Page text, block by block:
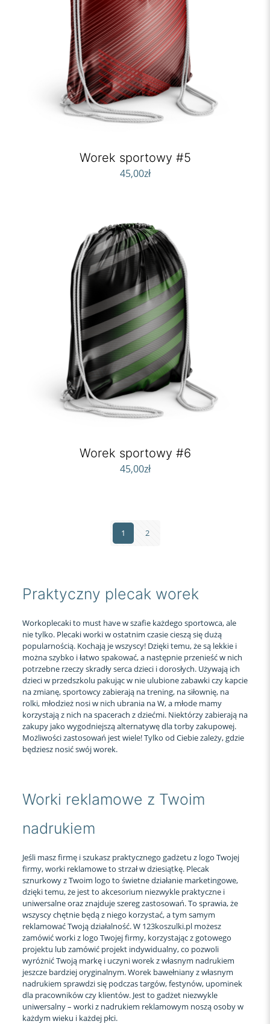
Praktyczny plecak worek
Workoplecaki to must have w szafie każdego sportowca, ale
nie tylko. Plecaki worki w ostatnim czasie cieszą się dużą
popularnością. Kochają je wszyscy! Dzięki temu, że są lekkie i
można szybko i łatwo spakować, a następnie przenieść w nich
potrzebne rzeczy skradły serca dzieci i dorosłych. Używają ich
dzieci w przedszkolu pakując w nie ulubione zabawki czy kapcie
na zmianę, sportowcy zabierają na trening, na siłownię, na
rolki, młodzież nosi w nich ubrania na W, a młode mamy
korzystają z nich na spacerach z dziećmi. Niektórzy zabierają na
zakupy jako wygodniejszą alternatywę dla torby zakupowej.
Możliwości zastosowań jest wiele! Tylko od Ciebie zależy, gdzie
będziesz nosić swój worek.
Worki reklamowe z Twoim
nadrukiem
Jeśli masz firmę i szukasz praktycznego gadżetu z logo Twojej
firmy, worki reklamowe to strzał w dziesiątkę. Plecak
sznurkowy z Twoim logo to świetne działanie marketingowe,
dzięki temu, że jest to akcesorium niezwykle praktyczne i
uniwersalne oraz znajduje szereg zastosowań. To sprawia, że
wszyscy chętnie będą z niego korzystać, a tym samym
reklamować Twoją działalność. W 123koszulki.pl możesz
zamówić worki z logo Twojej firmy, korzystając z gotowego
projektu lub zamówić projekt indywidualny, co pozwoli
wyróżnić Twoją markę i uczyni worek z własnym nadrukiem
jeszcze bardziej oryginalnym. Worek bawełniany z własnym
nadrukiem sprawdzi się podczas targów, festynów, upominek
dla pracowników czy klientów. Jest to gadżet niezwykle
uniwersalny – worki z nadrukiem reklamowym noszą osoby w
każdym wieku i każdej płci.
Worek sportowy #5
45,00zł
Worek sportowy #6
45,00zł
1 2